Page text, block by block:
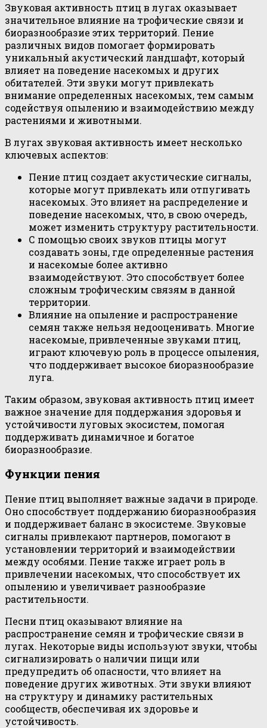
Звуковая активность птиц в лугах оказывает
значительное влияние на трофические связи и
биоразнообразие этих территорий. Пение
различных видов помогает формировать
уникальный акустический ландшафт, который
влияет на поведение насекомых и других
обитателей. Эти звуки могут привлекать
внимание определенных насекомых, тем самым
содействуя опылению и взаимодействию между
растениями и животными.
В лугах звуковая активность имеет несколько
ключевых аспектов:
Пение птиц создает акустические сигналы,
которые могут привлекать или отпугивать
насекомых. Это влияет на распределение и
поведение насекомых, что, в свою очередь,
может изменить структуру растительности.
С помощью своих звуков птицы могут
создавать зоны, где определенные растения
и насекомые более активно
взаимодействуют. Это способствует более
сложным трофическим связям в данной
территории.
Влияние на опыление и распространение
семян также нельзя недооценивать. Многие
насекомые, привлеченные звуками птиц,
играют ключевую роль в процессе опыления,
что поддерживает высокое биоразнообразие
луга.
Таким образом, звуковая активность птиц имеет
важное значение для поддержания здоровья и
устойчивости луговых экосистем, помогая
поддерживать динамичное и богатое
биоразнообразие.
Функции пения
Пение птиц выполняет важные задачи в природе.
Оно способствует поддержанию биоразнообразия
и поддерживает баланс в экосистеме. Звуковые
сигналы привлекают партнеров, помогают в
установлении территорий и взаимодействии
между особями. Пение также играет роль в
привлечении насекомых, что способствует их
опылению и увеличивает разнообразие
растительности.
Песни птиц оказывают влияние на
распространение семян и трофические связи в
лугах. Некоторые виды используют звуки, чтобы
сигнализировать о наличии пищи или
предупредить об опасности, что влияет на
поведение других животных. Эти звуки влияют
на структуру и динамику растительных
сообществ, обеспечивая их здоровье и
устойчивость.